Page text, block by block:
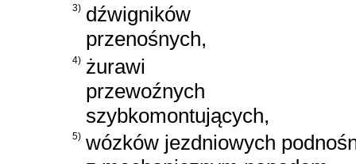
3) dźwigników
przenośnych,
4) żurawi
przewoźnych
szybkomontujących,
5) wózków jezdniowych